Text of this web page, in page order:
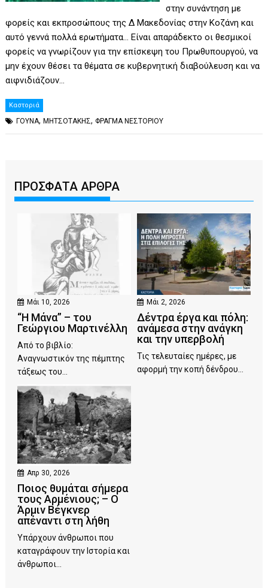
στην συνάντηση με
φορείς και εκπροσώπους της Δ Μακεδονίας στην Κοζάνη και
αυτό γεννά πολλά ερωτήματα… Είναι απαράδεκτο οι θεσμικοί
φορείς να γνωρίζουν για την επίσκεψη του Πρωθυπουργού, να
μην έχουν θέσει τα θέματα σε κυβερνητική διαβούλευση και να
αιφνιδιάζουν…
Καστοριά
ΓΟΥΝΑ,ΜΗΤΣΟΤΑΚΗΣ,ΦΡΑΓΜΑ ΝΕΣΤΟΡΙΟΥ
ΠΡΟΣΦΑΤΑ ΑΡΘΡΑ
Μάι 10, 2026
“Η Μάνα” – του
Γεώργιου Μαρτινέλλη
Από το βιβλίο:
Αναγνωστικόν της πέμπτης
τάξεως του...
Μάι 2, 2026
Δέντρα έργα και πόλη:
ανάμεσα στην ανάγκη
και την υπερβολή
Τις τελευταίες ημέρες, με
αφορμή την κοπή δένδρου...
Απρ 30, 2026
Ποιος θυμάται σήμερα
τους Αρμένιους; – Ο
Άρμιν Βέγκνερ
απέναντι στη λήθη
Υπάρχουν άνθρωποι που
καταγράφουν την Ιστορία και
άνθρωποι...